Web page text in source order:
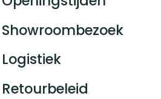
Showroombezoek
Logistiek
Retourbeleid